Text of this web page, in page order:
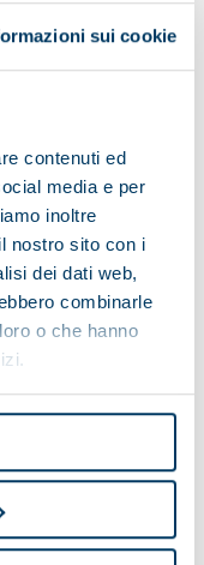
sui cookie
contenuti ed
media e per
inoltre
nostro sito con i
dei dati web,
combinarle
o che hanno
50 / 60
con inverter
6450
431
400